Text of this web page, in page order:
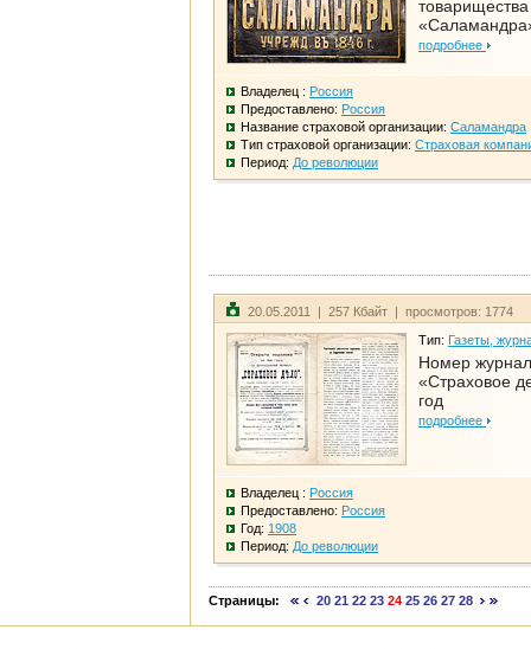
товарищества
подробнее
Владелец : Россия
Предоставлено: Россия
Название страховой организации: Саламандра
Тип страховой организации: Страховая
Период: До революции
20.05.2011 | 257 Кбайт | просмотров: 1774
Тип: Газеты,
Номер
«Страховое
год
подробнее
Владелец : Россия
Предоставлено: Россия
Год: 1908
Период: До революции
Страницы: 20 21 22 23 24 25 26 27 28